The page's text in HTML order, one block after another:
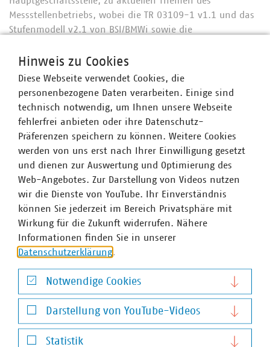
Messstellenbetriebs, wobei die TR 03109-1 v1.1 und das
Stufenmodell v2.1 von BSI/BMWi sowie die
Systemeinheiten und TaskForces der BSI im Fokus
standen. Sodann unterrichtete Dr. Jürgen Kruse, Referent
in der VKU-Landesgruppe NRW, die Teilnehmer über
aktuelle landespolitische Smart Metering Themen.
Abgeschlossen wurde die Sitzung mit einem
Erfahrungsaustausch zum Umgang mit der novellierten
Heizkostenverordnung (HKVO). Die nächste Sitzung des
Arbeitskreises soll im Juni/Juli 2022 stattfinden.
Ansprechpartner
Hinweis zu Cookies
Diese Webseite verwendet Cookies, die
personenbezogene Daten verarbeiten. Einige sind
technisch notwendig, um Ihnen unsere Webseite
fehlerfrei anbieten oder ihre Datenschutz-
Präferenzen speichern zu können. Weitere Cookies
werden von uns erst nach Ihrer Einwilligung gesetzt
und dienen zur Auswertung und Optimierung des
Web-Angebotes. Zur Darstellung von Videos nutzen
wir die Dienste von YouTube. Ihr Einverständnis
können Sie jederzeit im Bereich Privatsphäre mit
Wirkung für die Zukunft widerrufen. Nähere
Informationen finden Sie in unserer
Datenschutzerklärung
Notwendige Cookies
Notwendige Cookies
Darstellung von YouTube-Videos
Darstellung von YouTube-Videos
Statistik